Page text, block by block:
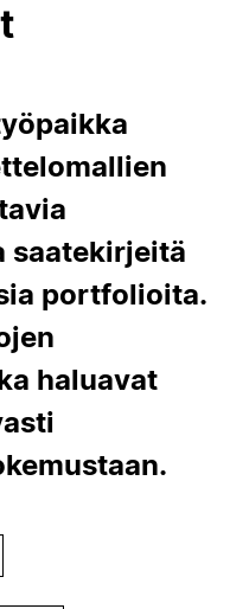
saatekirjeitä
portfolioita.
haluavat